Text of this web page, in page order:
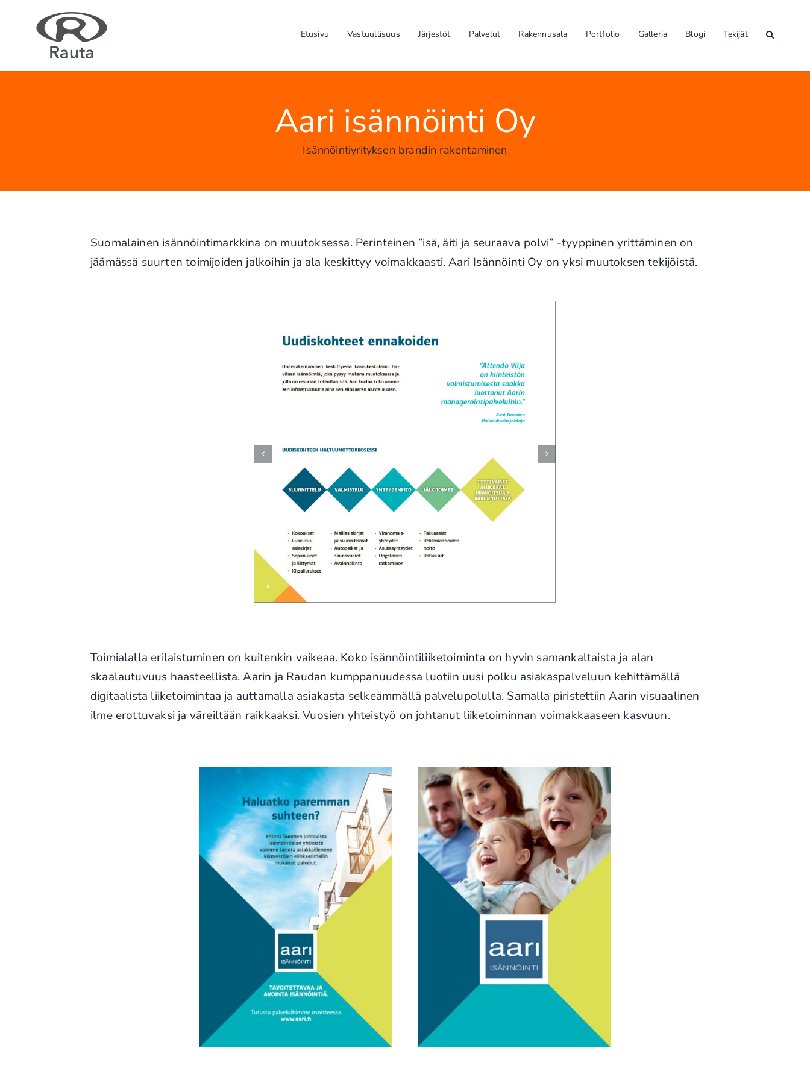
Etusivu Vastuullisuus Järjestöt Palvelut Rakennusala Portfolio Galleria Blogi Tekijät
Aari isännöinti Oy
Isännöintiyrityksen brandin rakentaminen
Suomalainen isännöintimarkkina on muutoksessa. Perinteinen ”isä, äiti ja seuraava polvi” -tyyppinen yrittäminen on
jäämässä suurten toimijoiden jalkoihin ja ala keskittyy voimakkaasti. Aari Isännöinti Oy on yksi muutoksen tekijöistä.
Toimialalla erilaistuminen on kuitenkin vaikeaa. Koko isännöintiliiketoiminta on hyvin samankaltaista ja alan
skaalautuvuus haasteellista. Aarin ja Raudan kumppanuudessa luotiin uusi polku asiakaspalveluun kehittämällä
digitaalista liiketoimintaa ja auttamalla asiakasta selkeämmällä palvelupolulla. Samalla piristettiin Aarin visuaalinen
ilme erottuvaksi ja väreiltään raikkaaksi. Vuosien yhteistyö on johtanut liiketoiminnan voimakkaaseen kasvuun.